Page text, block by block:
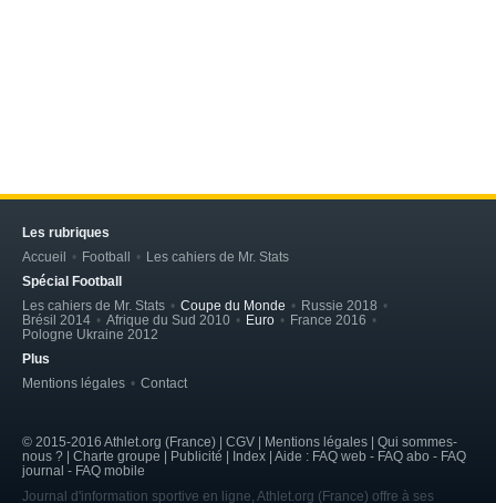
Les rubriques
Accueil
Football
Les cahiers de Mr. Stats
Spécial Football
Les cahiers de Mr. Stats
Coupe du Monde
Russie 2018
Brésil 2014
Afrique du Sud 2010 Euro
France 2016
Pologne Ukraine 2012
Plus
Mentions légales
Contact
© 2015-2016 Athlet.org (France) | CGV | Mentions légales | Qui sommes-
nous ? | Charte groupe | Publicité | Index | Aide : FAQ web - FAQ abo - FAQ
journal - FAQ mobile
Journal d'information sportive en ligne, Athlet.org (France) offre à ses